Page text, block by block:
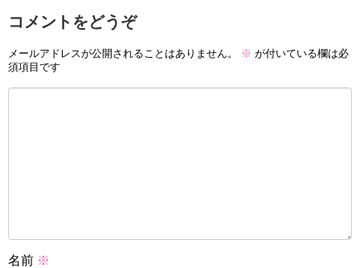
コメントをどうぞ
メールアドレスが公開されることはありません。 ※ が付いている欄は必
須項目です
名前 ※